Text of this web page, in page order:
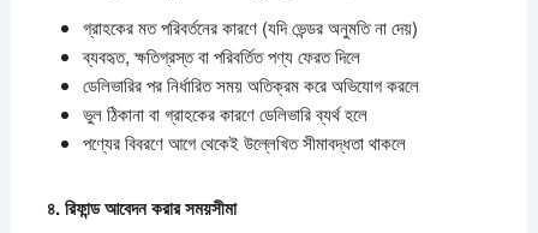
গ্রাহকের মত পরিবর্তনের কারণে (যদি ভেন্ডর অনুমতি না দেয়)
ব্যবহৃত, ক্ষতিগ্রস্ত বা পরিবর্তিত পণ্য ফেরত দিলে
ডেলিভারির পর নির্ধারিত সময় অতিক্রম করে অভিযোগ করলে
ভুল ঠিকানা বা গ্রাহকের কারণে ডেলিভারি ব্যর্থ হলে
পণ্যের বিবরণে আগে থেকেই উল্লেখিত সীমাবদ্ধতা থাকলে
৪.রিফান্ডআবেদনকরারসময়সীমা